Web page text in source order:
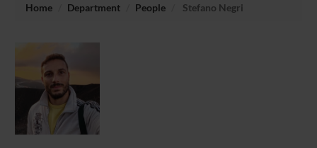
Home Department People Stefano Negri